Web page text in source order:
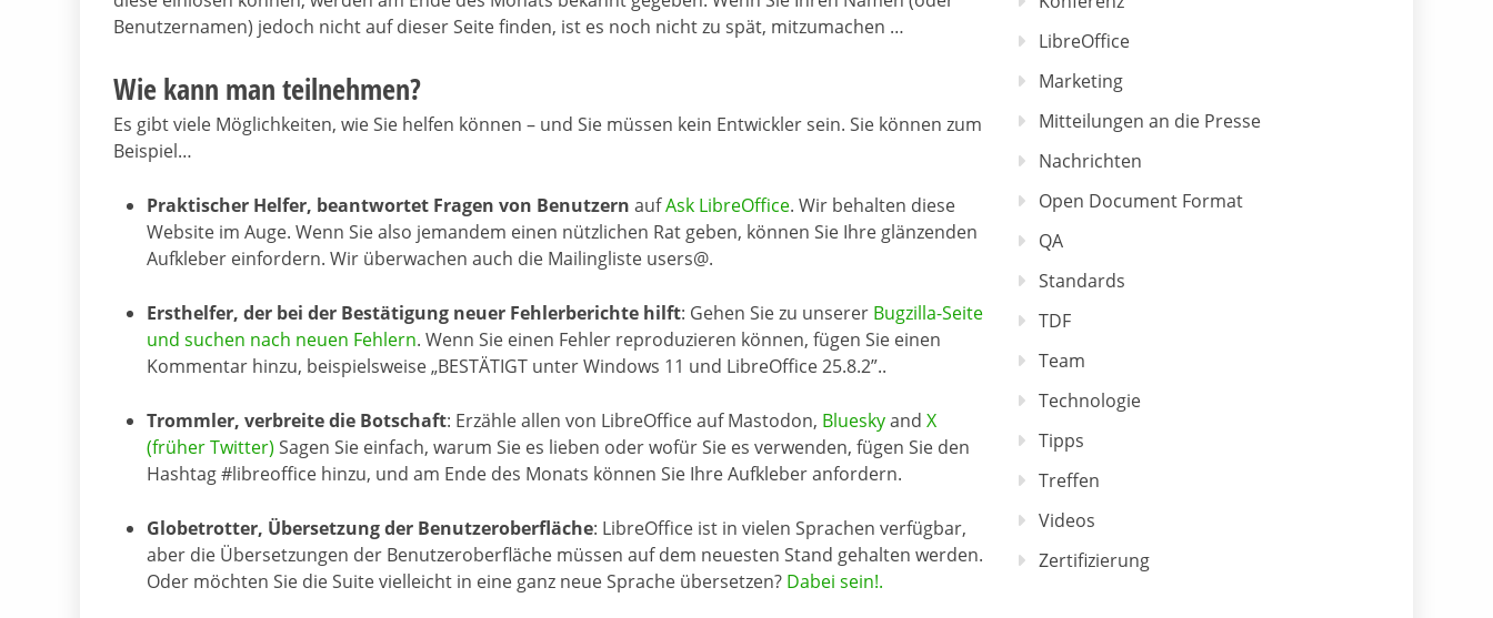
Benutzernamen) jedoch nicht auf dieser Seite finden, ist es noch nicht zu spät, mitzumachen …
Wie kann man teilnehmen?
Es gibt viele Möglichkeiten, wie Sie helfen können – und Sie müssen kein Entwickler sein. Sie können zum
Beispiel…
Praktischer Helfer, beantwortet Fragen von Benutzern aufAsk LibreOffice. Wir behalten diese
Website im Auge. Wenn Sie also jemandem einen nützlichen Rat geben, können Sie Ihre glänzenden
Aufkleber einfordern. Wir überwachen auch die Mailingliste users@.
Ersthelfer, der bei der Bestätigung neuer Fehlerberichte hilft: Gehen Sie zu unserer Bugzilla-Seite
und suchen nach neuen Fehlern. Wenn Sie einen Fehler reproduzieren können, fügen Sie einen
Kommentar hinzu, beispielsweise „BESTÄTIGT unter Windows 11 und LibreOffice 25.8.2”..
Trommler, verbreite die Botschaft: Erzähle allen von LibreOffice auf Mastodon, Blueskyand X
(früher Twitter) Sagen Sie einfach, warum Sie es lieben oder wofür Sie es verwenden, fügen Sie den
Hashtag #libreoffice hinzu, und am Ende des Monats können Sie Ihre Aufkleber anfordern.
Globetrotter, Übersetzung der Benutzeroberfläche: LibreOffice ist in vielen Sprachen verfügbar,
aber die Übersetzungen der Benutzeroberfläche müssen auf dem neuesten Stand gehalten werden.
Oder möchten Sie die Suite vielleicht in eine ganz neue Sprache übersetzen? Dabei sein!.
LibreOffice
Marketing
Mitteilungen an die Presse
Nachrichten
Open Document Format
QA
Standards
TDF
Team
Technologie
Tipps
Treffen
Videos
Zertifizierung